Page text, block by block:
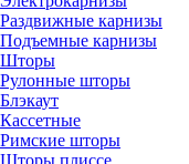
Раздвижные карнизы
Подъемные карнизы
Шторы
Рулонные шторы
Блэкаут
Кассетные
Римские шторы
Шторы плиссе